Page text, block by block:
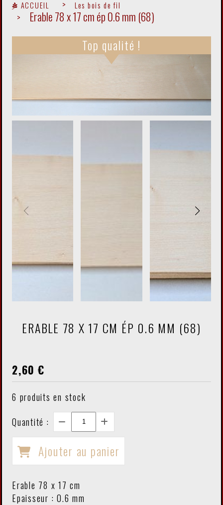
ACCUEIL Les bois de fil
Erable 78 x 17 cm ép 0.6 mm (68)
Top qualité !
ERABLE 78 X 17 CM ÉP 0.6 MM (68)
2,60 €
6 produits en stock
Quantité :
Ajouter au panier
Erable 78 x 17 cm
Epaisseur : 0.6 mm